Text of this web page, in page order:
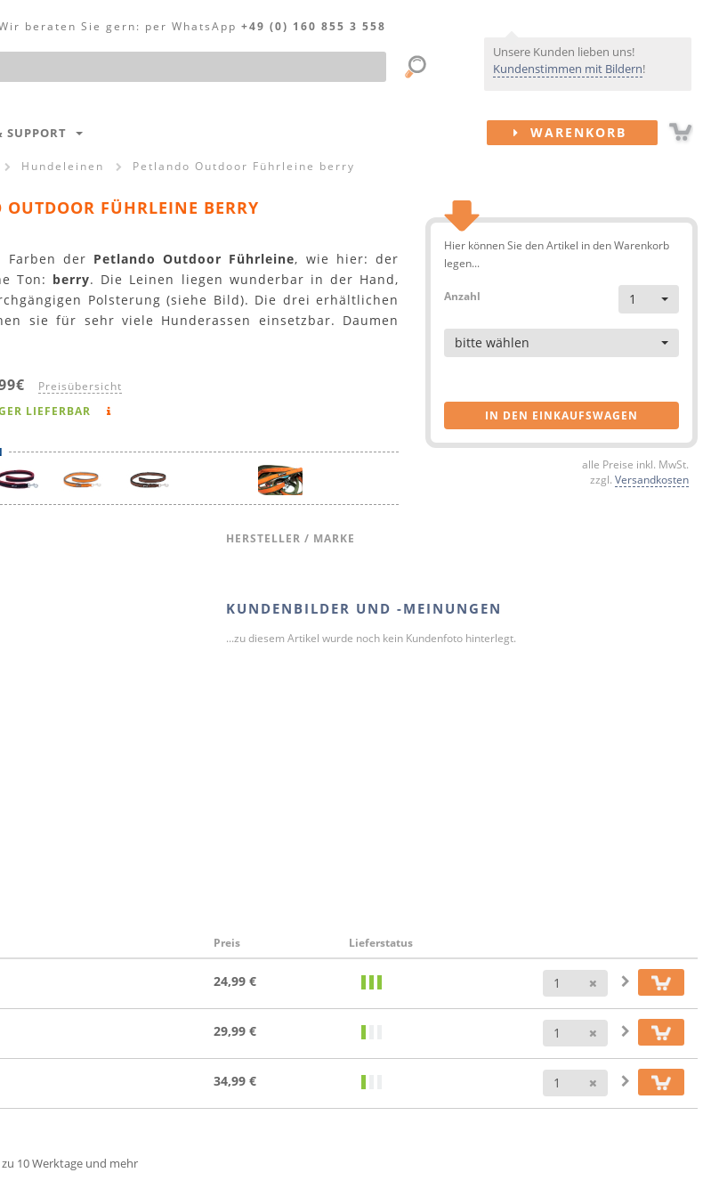
Unsere Kunden lieben uns!
Kundenstimmen mit Bildern!
beraten Sie gern: per WhatsApp +49 (0) 160 855 3 558
SUPPORT WARENKORB
Hundeleinen Petlando Outdoor Führleine berry
OUTDOOR FÜHRLEINE BERRY
Farben der Petlando Outdoor Führleine, wie hier: der
Ton: berry. Die Leinen liegen wunderbar in der Hand,
Polsterung (siehe Bild). Die drei erhältlichen
sie für sehr viele Hunderassen einsetzbar. Daumen
Preisübersicht
LIEFERBAR
Hier können Sie den Artikel in den Warenkorb
legen...
Anzahl 1
Artikel
bitte wählen
IN DEN EINKAUFSWAGEN
alle Preise inkl. MwSt.
zzgl. Versandkosten
HERSTELLER / MARKE
KUNDENBILDER UND -MEINUNGEN
...zu diesem Artikel wurde noch kein Kundenfoto hinterlegt.
Preis Lieferstatus
24,99 € Anzahl
29,99 € Anzahl
34,99 € Anzahl
zu 10 Werktage und mehr